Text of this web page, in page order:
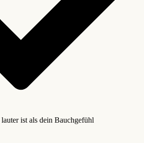
ist als dein Bauchgefühl